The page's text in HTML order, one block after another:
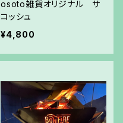
osoto雑貨オリジナル サ
コッシュ
¥4,800